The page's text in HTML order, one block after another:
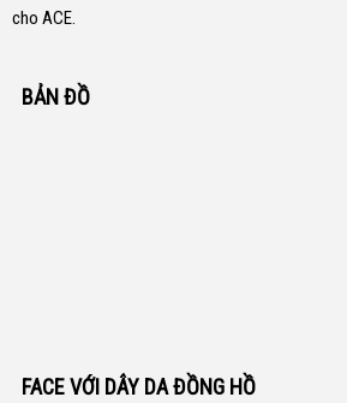
cho ACE.
BẢN ĐỒ
FACE VỚI DÂY DA ĐỒNG HỒ